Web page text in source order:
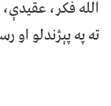
الله فکر،
ته په پېژندلو او